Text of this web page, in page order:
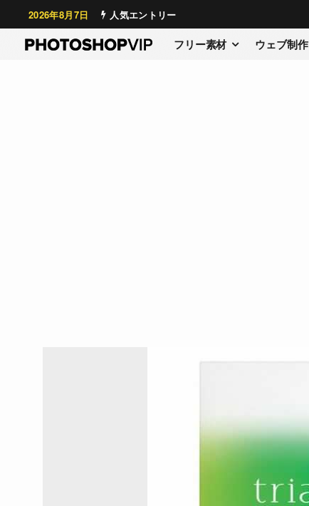
2026年8月7日 人気エントリー
フリー素材 ウェブ制作